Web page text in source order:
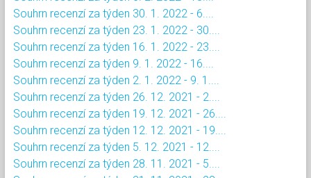
Souhrn recenzí za týden 30. 1. 2022 - 6....
Souhrn recenzí za týden 23. 1. 2022 - 30....
Souhrn recenzí za týden 16. 1. 2022 - 23....
Souhrn recenzí za týden 9. 1. 2022 - 16....
Souhrn recenzí za týden 2. 1. 2022 - 9. 1....
Souhrn recenzí za týden 26. 12. 2021 - 2....
Souhrn recenzí za týden 19. 12. 2021 - 26....
Souhrn recenzí za týden 12. 12. 2021 - 19....
Souhrn recenzí za týden 5. 12. 2021 - 12....
Souhrn recenzí za týden 28. 11. 2021 - 5....